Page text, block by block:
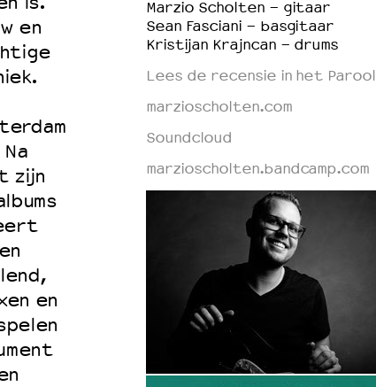
en
zijn
en
Marzio Scholten - gitaar
Sean Fasciani - basgitaar
Kristijan Krajncan - drums
Lees de recensie in het Parool
marzioscholten.com
Soundcloud
marzioscholten.bandcamp.com